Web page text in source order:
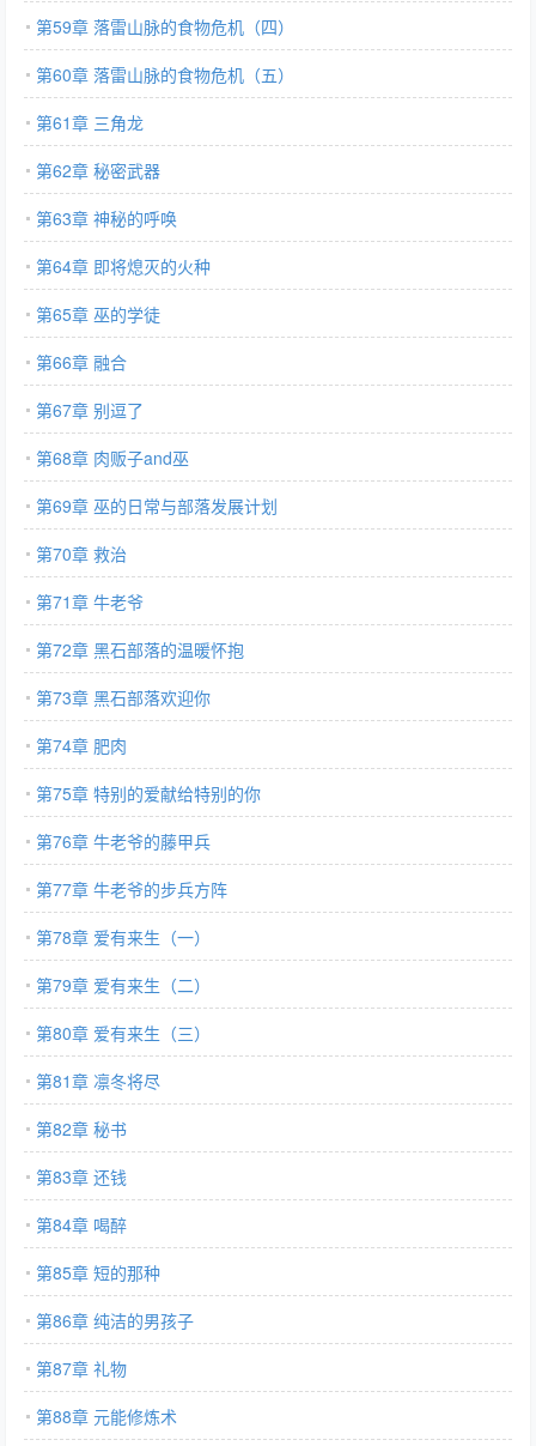
第59章 落雷山脉的食物危机（四）
第60章 落雷山脉的食物危机（五）
第61章 三角龙
第62章 秘密武器
第63章 神秘的呼唤
第64章 即将熄灭的火种
第65章 巫的学徒
第66章 融合
第67章 别逗了
第68章 肉贩子and巫
第69章 巫的日常与部落发展计划
第70章 救治
第71章 牛老爷
第72章 黑石部落的温暖怀抱
第73章 黑石部落欢迎你
第74章 肥肉
第75章 特别的爱献给特别的你
第76章 牛老爷的藤甲兵
第77章 牛老爷的步兵方阵
第78章 爱有来生（一）
第79章 爱有来生（二）
第80章 爱有来生（三）
第81章 凛冬将尽
第82章 秘书
第83章 还钱
第84章 喝醉
第85章 短的那种
第86章 纯洁的男孩子
第87章 礼物
第88章 元能修炼术